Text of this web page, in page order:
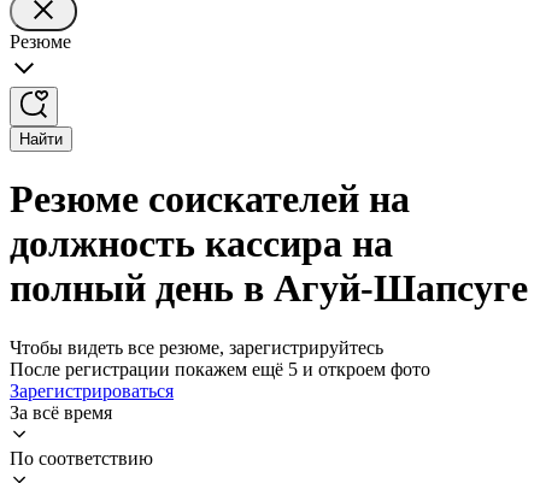
Резюме
Найти
Резюме соискателей на
должность кассира на
полный день в Агуй-Шапсуге
Чтобы видеть все резюме, зарегистрируйтесь
После регистрации покажем ещё 5 и откроем фото
Зарегистрироваться
За всё время
По соответствию